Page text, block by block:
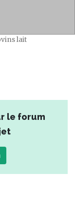
lait
le forum